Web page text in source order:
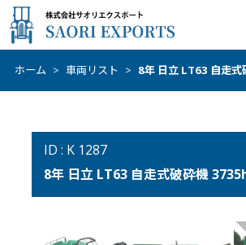
ホーム > 車両リスト > 8年 日立 LT63 自走
ID : K 1287
8年 日立 LT63 自走式破砕機